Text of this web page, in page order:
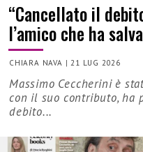
“Cancellato il
l’amico che ha
CHIARA NAVA |21 LUG 2026
Massimo Ceccherini è
con il suo contributo, ha
debito...